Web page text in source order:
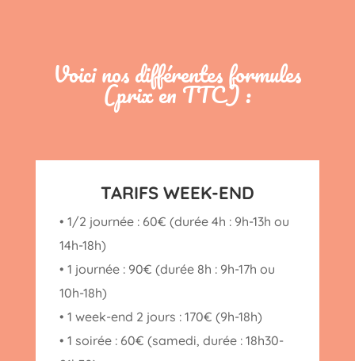
Voici nos différentes formules
(prix en TTC) :
TARIFS WEEK-END
• 1/2 journée : 60€ (durée 4h : 9h-13h ou
14h-18h)
• 1 journée : 90€ (durée 8h : 9h-17h ou
10h-18h)
• 1 week-end 2 jours : 170€ (9h-18h)
• 1 soirée : 60€ (samedi, durée : 18h30-